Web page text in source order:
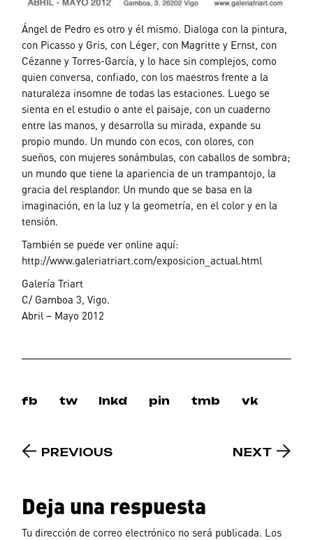
Ángel de Pedro es otro y él mismo. Dialoga con la pintura,
con Picasso y Gris, con Léger, con Magritte y Ernst, con
Cézanne y Torres-García, y lo hace sin complejos, como
quien conversa, confiado, con los maestros frente a la
naturaleza insomne de todas las estaciones. Luego se
sienta en el estudio o ante el paisaje, con un cuaderno
entre las manos, y desarrolla su mirada, expande su
propio mundo. Un mundo con ecos, con olores, con
sueños, con mujeres sonámbulas, con caballos de sombra;
un mundo que tiene la apariencia de un trampantojo, la
gracia del resplandor. Un mundo que se basa en la
imaginación, en la luz y la geometría, en el color y en la
tensión.
También se puede ver online aquí:
http://www.galeriatriart.com/exposicion_actual.html
Galería Triart
C/ Gamboa 3, Vigo.
Abril – Mayo 2012
fb tw lnkd pin tmb vk
PREVIOUS NEXT
Deja una respuesta
Tu dirección de correo electrónico no será publicada. Los